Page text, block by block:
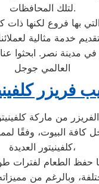
لتلك المحافظات.
خدمة مثالية
في مدينة نصر. ابحثوا
العالمي جوجل
فريزر
كافة البيوت، وفقًا
كلفينيتور العديدة،
حفظ الطعام لفترات